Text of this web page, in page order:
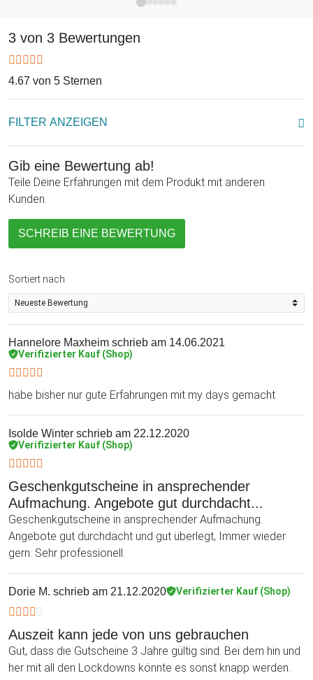
Als Geschenkidee für Freundin, Mutter oder Partnerin ist
dieser Erlebnisgutschein genau das Richtige. Was genau die
entscheiden. Der Gutschein ist außerdem 3 Jahre gültig und
umtauschbar und bietet damit volle Flexibilität.
3 von 3 Bewertungen
4.67 von 5 Sternen
FILTER ANZEIGEN
Gib eine Bewertung ab!
Teile Deine Erfahrungen mit dem Produkt mit anderen
Kunden.
SCHREIB EINE BEWERTUNG
Sortiert nach
Hannelore Maxheim schrieb am 14.06.2021
Verifizierter Kauf (Shop)
habe bisher nur gute Erfahrungen mit my days gemacht
Isolde Winter schrieb am 22.12.2020
Verifizierter Kauf (Shop)
Geschenkgutscheine in ansprechender
Aufmachung. Angebote gut durchdacht...
Geschenkgutscheine in ansprechender Aufmachung.
Angebote gut durchdacht und gut überlegt, Immer wieder
gern. Sehr professionell.
Dorie M. schrieb am 21.12.2020 Verifizierter Kauf (Shop)
Auszeit kann jede von uns gebrauchen
Gut, dass die Gutscheine 3 Jahre gültig sind. Bei dem hin und
her mit all den Lockdowns könnte es sonst knapp werden.